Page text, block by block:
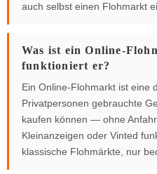
auch selbst einen Flohmarkt
Was ist ein Online-
funktioniert er?
Ein Online-Flohmarkt ist eine
Privatpersonen gebrauchte
kaufen können — ohne
Kleinanzeigen oder Vinted
klassische Flohmärkte, nur